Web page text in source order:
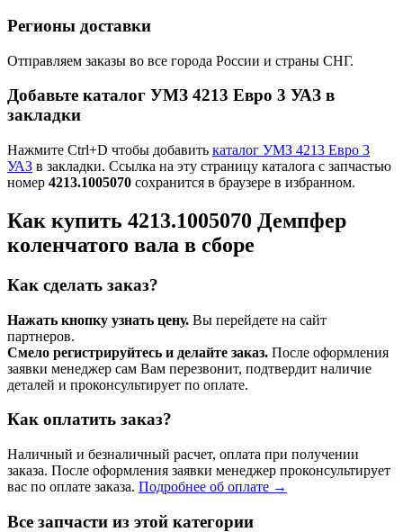
Регионы доставки
Отправляем заказы во все города России и страны СНГ.
Добавьте каталог УМЗ 4213 Евро 3 УАЗ в
закладки
Нажмите Ctrl+D чтобы добавить каталог УМЗ 4213 Евро 3
УАЗ в закладки. Ссылка на эту страницу каталога с запчастью
номер 4213.1005070 сохранится в браузере в избранном.
Как купить 4213.1005070 Демпфер
коленчатого вала в сборе
Как сделать заказ?
Нажать кнопку узнать цену. Вы перейдете на сайт
партнеров.
Смело регистрируйтесь и делайте заказ. После оформления
заявки менеджер сам Вам перезвонит, подтвердит наличие
деталей и проконсультирует по оплате.
Как оплатить заказ?
Наличный и безналичный расчет, оплата при получении
заказа. После оформления заявки менеджер проконсультирует
вас по оплате заказа. Подробнее об оплате →
Все запчасти из этой категории